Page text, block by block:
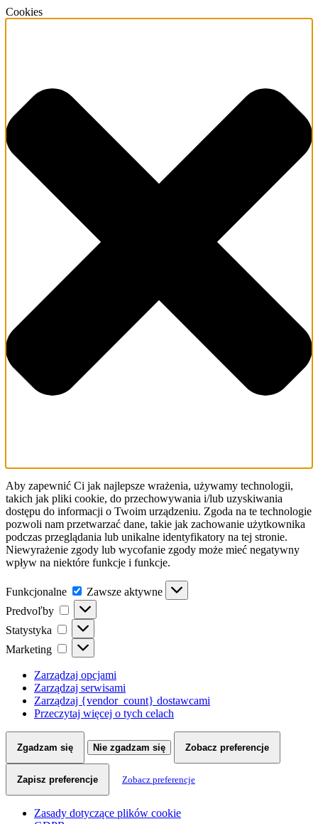
Cookies
Aby zapewnić Ci jak najlepsze wrażenia, używamy technologii,
takich jak pliki cookie, do przechowywania i/lub uzyskiwania
dostępu do informacji o Twoim urządzeniu. Zgoda na te technologie
pozwoli nam przetwarzać dane, takie jak zachowanie użytkownika
podczas przeglądania lub unikalne identyfikatory na tej stronie.
Niewyrażenie zgody lub wycofanie zgody może mieć negatywny
wpływ na niektóre funkcje i funkcje.
Funkcjonalne Funkcjonalne
Zawsze aktywne
Predvoľby
Predvoľby
Statystyka Statystyka
Marketing Marketing
Zarządzaj opcjami
Zarządzaj serwisami
Zarządzaj {vendor_count} dostawcami
Przeczytaj więcej o tych celach
Zgadzam się Nie zgadzam się Zobacz preferencje
Zapisz preferencje Zobacz preferencje
Zasady dotyczące plików cookie